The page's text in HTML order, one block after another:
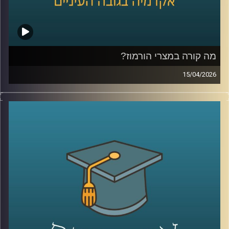
הספר הבינלאומי ע״ש רפאל רקנאטי באוניברסיטת רייכמן,
מהשירות כחייל בודד בצנחנים, דרך שליחויות ברחבי העולם,
בברית המועצות לשעבר, בקייפטאון, בוסטון ורומא ועד
לעבודה יומיומית עם אלפי סטודנטים בינלאומיים, הוא רואה
מקרוב איך העולם משתנה, ואיך צעירים יהודים מקבלים
החלטות שמעצבות את העתיד שלהם.
אז מה באמת קורה היום בקמפוסים?
AudioVersity
מה קורה במצרי הורמוז?
15/04/2026
בשבועות האחרונים אנחנו שומעים אמירות דרמטיות סביב
מצרי הורמוז, דיבורים על מצור, איומים מצד איראן, ואפילו
אבל מה שמעניין הוא שלא צריך מלחמה בפועל כדי להזיז את
העולם, מספיק חשש.
איך מעבר ימי יחסית קטן מצליח להשפיע על מחירי האנרגיה,
על שרשראות אספקה, ובסוף גם על יוקר המחיה של כולנו?
ולמה גם מדינות שלא תלויות בו ישירות, עדיין מושפעות מכל
מה שקורה שם?